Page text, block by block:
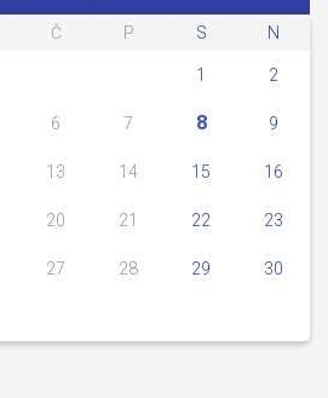
Č P S N
1 2
6 7 8 9
13 14 15 16
20 21 22 23
27 28 29 30